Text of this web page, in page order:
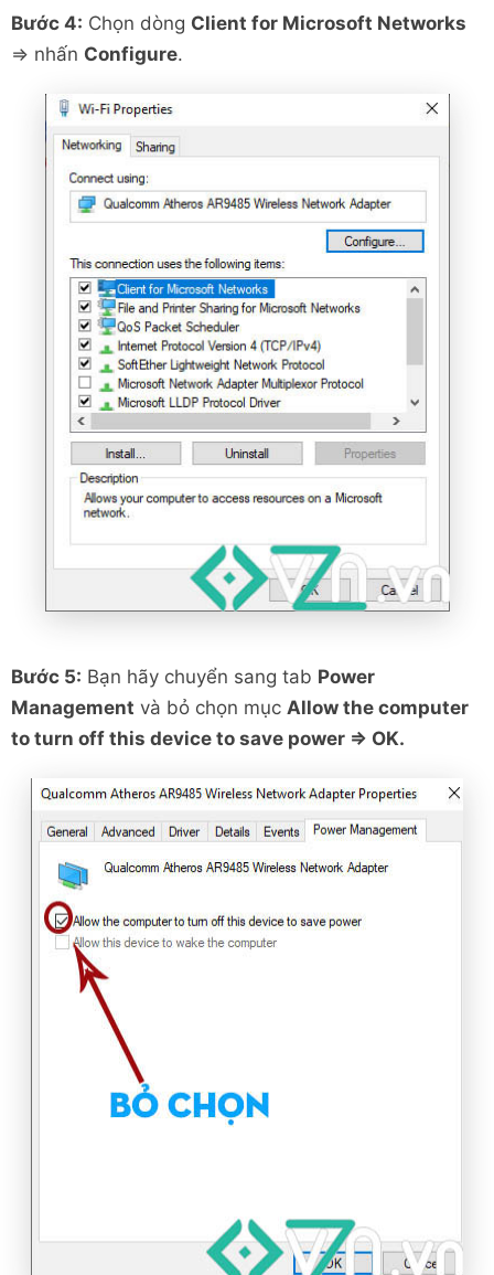
Bước 4: Chọn dòng Client for Microsoft Networks
=> nhấn Configure.
Bước 5: Bạn hãy chuyển sang tab Power
Management và bỏ chọn mục Allow the computer
to turn off this device to save power => OK.